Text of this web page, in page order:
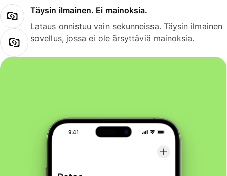
Täysin ilmainen. Ei mainoksia.
Lataus onnistuu vain sekunneissa. Täysin ilmainen
sovellus, jossa ei ole ärsyttäviä mainoksia.